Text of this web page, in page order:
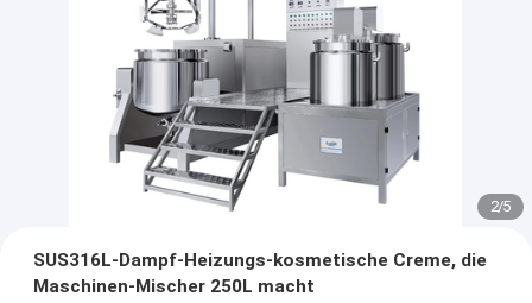
2/5
SUS316L-Dampf-Heizungs-kosmetische Creme, die
Maschinen-Mischer 250L macht